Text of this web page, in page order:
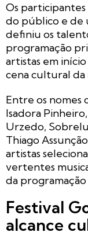
Os participantes
do público e de
definiu os
programação
artistas em
cena cultural da
Entre os nomes
Isadora
Urzedo,
Thiago
artistas
vertentes
da
Festival
alcance